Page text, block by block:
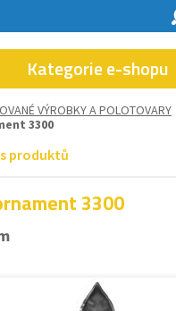
Kategorie e-shopu
VÝROBKY A POLOTOVARY
3300
produktů
3300